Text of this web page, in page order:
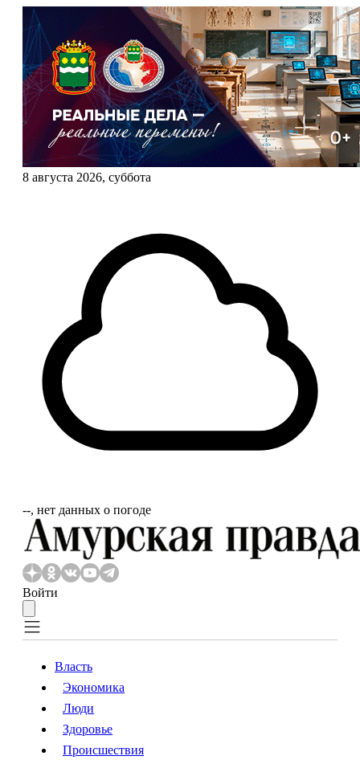
8 августа 2026, суббота
‐‐, нет данных о погоде
Войти
Власть
Происшествия
Власть
Экономика
Люди
Здоровье
Происшествия